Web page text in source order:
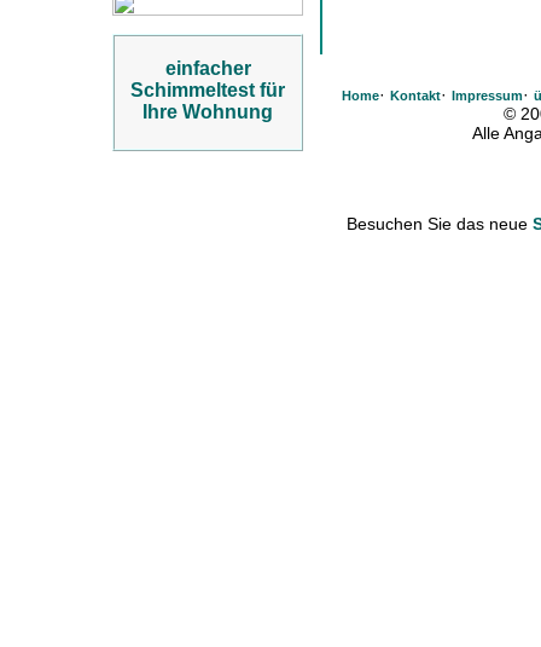
einfacher
Schimmeltest für
Ihre Wohnung
Home· Kontakt· Impressum·
©
Alle
Besuchen Sie das neue